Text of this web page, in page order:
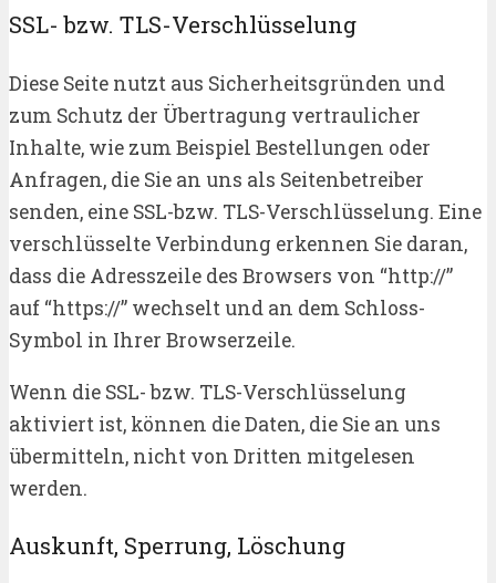
SSL- bzw. TLS-Verschlüsselung
Diese Seite nutzt aus Sicherheitsgründen und
zum Schutz der Übertragung vertraulicher
Inhalte, wie zum Beispiel Bestellungen oder
Anfragen, die Sie an uns als Seitenbetreiber
senden, eine SSL-bzw. TLS-Verschlüsselung. Eine
verschlüsselte Verbindung erkennen Sie daran,
dass die Adresszeile des Browsers von “http://”
auf “https://” wechselt und an dem Schloss-
Symbol in Ihrer Browserzeile.
Wenn die SSL- bzw. TLS-Verschlüsselung
aktiviert ist, können die Daten, die Sie an uns
übermitteln, nicht von Dritten mitgelesen
werden.
Auskunft, Sperrung, Löschung